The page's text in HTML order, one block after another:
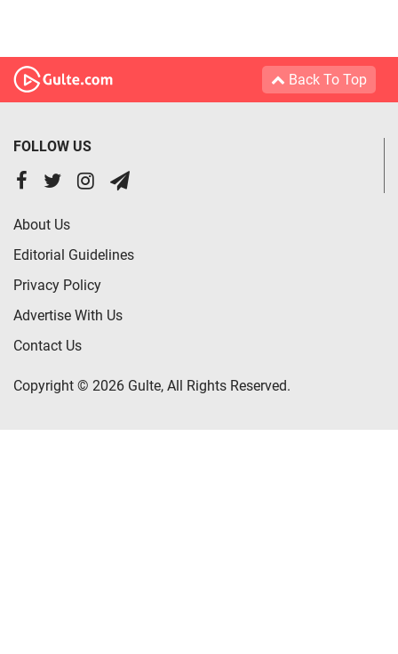
Back To Top
FOLLOW US
About Us
Editorial Guidelines
Privacy Policy
Advertise With Us
Contact Us
Copyright © 2026 Gulte, All Rights Reserved.